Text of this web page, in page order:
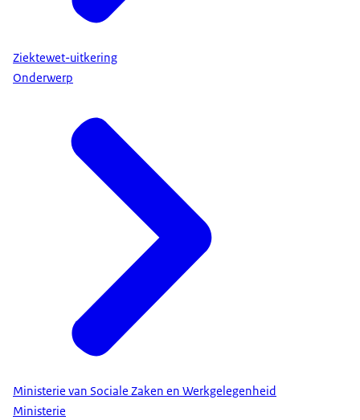
Ziektewet-uitkering
Onderwerp
Ministerie van Sociale Zaken en Werkgelegenheid
Ministerie